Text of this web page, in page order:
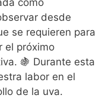
como
desde
se requieren para
el próximo
🍇 Durante esta
labor en el
de la uva.